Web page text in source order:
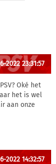
2022 23:31:57
Oké het
het is wel
aan onze
2022 14:32:57